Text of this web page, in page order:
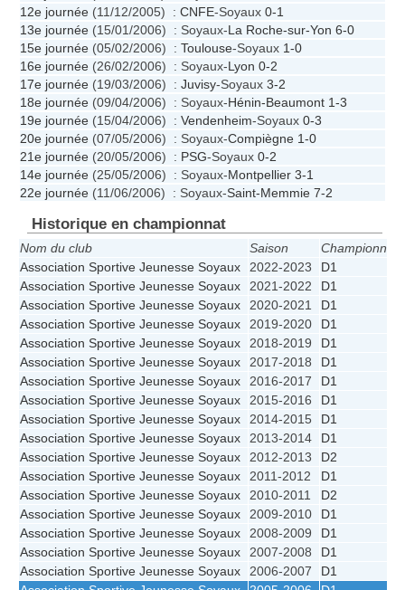
12e journée (11/12/2005) : CNFE-Soyaux 0-1
13e journée (15/01/2006) : Soyaux-La Roche-sur-Yon 6-0
15e journée (05/02/2006) : Toulouse-Soyaux 1-0
16e journée (26/02/2006) : Soyaux-Lyon 0-2
17e journée (19/03/2006) : Juvisy-Soyaux 3-2
18e journée (09/04/2006) : Soyaux-Hénin-Beaumont 1-3
19e journée (15/04/2006) : Vendenheim-Soyaux 0-3
20e journée (07/05/2006) : Soyaux-Compiègne 1-0
21e journée (20/05/2006) : PSG-Soyaux 0-2
14e journée (25/05/2006) : Soyaux-Montpellier 3-1
22e journée (11/06/2006) : Soyaux-Saint-Memmie 7-2
Historique en championnat
Nom du club Saison Championnat
Association Sportive Jeunesse Soyaux
2022-2023 D1
Association Sportive Jeunesse Soyaux
2021-2022
D1
Association Sportive Jeunesse Soyaux
2020-2021 D1
Association Sportive Jeunesse Soyaux
2019-2020 D1
Association Sportive Jeunesse Soyaux
2018-2019
D1
Association Sportive Jeunesse Soyaux
2017-2018
D1
Association Sportive Jeunesse Soyaux
2016-2017
D1
Association Sportive Jeunesse Soyaux
2015-2016
D1
Association Sportive Jeunesse Soyaux
2014-2015
D1
Association Sportive Jeunesse Soyaux
2013-2014
D1
Association Sportive Jeunesse Soyaux
2012-2013
D2
Association Sportive Jeunesse Soyaux
2011-2012 D1
Association Sportive Jeunesse Soyaux
2010-2011
D2
Association Sportive Jeunesse Soyaux
2009-2010 D1
Association Sportive Jeunesse Soyaux
2008-2009 D1
Association Sportive Jeunesse Soyaux
2007-2008
D1
Association Sportive Jeunesse Soyaux
2006-2007
D1